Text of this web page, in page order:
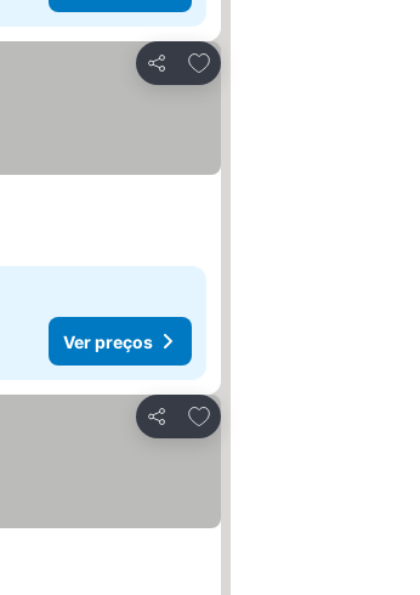
Partilhar
Adicionar aos favoritos
Ver preços
Partilhar
Adicionar aos favoritos